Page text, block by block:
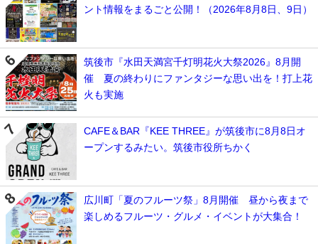
ント情報をまるごと公開！（2026年8月8日、9日）
筑後市『水田天満宮千灯明花火大祭2026』8月開
催 夏の終わりにファンタジーな思い出を！打上花
火も実施
CAFE＆BAR『KEE THREE』が筑後市に8月8日オ
ープンするみたい。筑後市役所ちかく
広川町「夏のフルーツ祭」8月開催 昼から夜まで
楽しめるフルーツ・グルメ・イベントが大集合！